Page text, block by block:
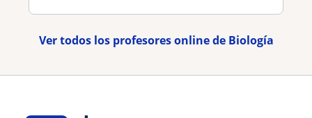
Ver todos los profesores online de Biología